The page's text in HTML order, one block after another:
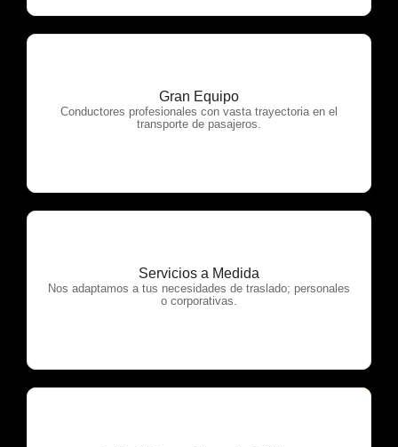
Gran Equipo
Conductores profesionales con vasta trayectoria en el
transporte de pasajeros.
OTP Servicios
Servicios a Medida
Nos adaptamos a tus necesidades de traslado; personales
o corporativas.
OTP Servicios